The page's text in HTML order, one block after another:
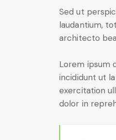
Sed ut
laudantium,
architecto
Lorem ipsum
incididunt ut
exercitation
dolor in